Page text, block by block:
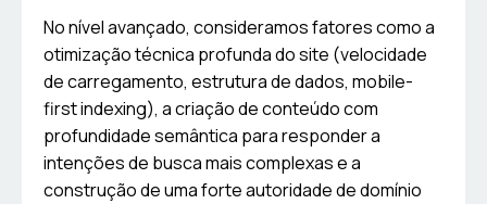
No nível avançado, consideramos fatores como a
otimização técnica profunda do site (velocidade
de carregamento, estrutura de dados, mobile-
first indexing), a criação de conteúdo com
profundidade semântica para responder a
intenções de busca mais complexas e a
construção de uma forte autoridade de domínio